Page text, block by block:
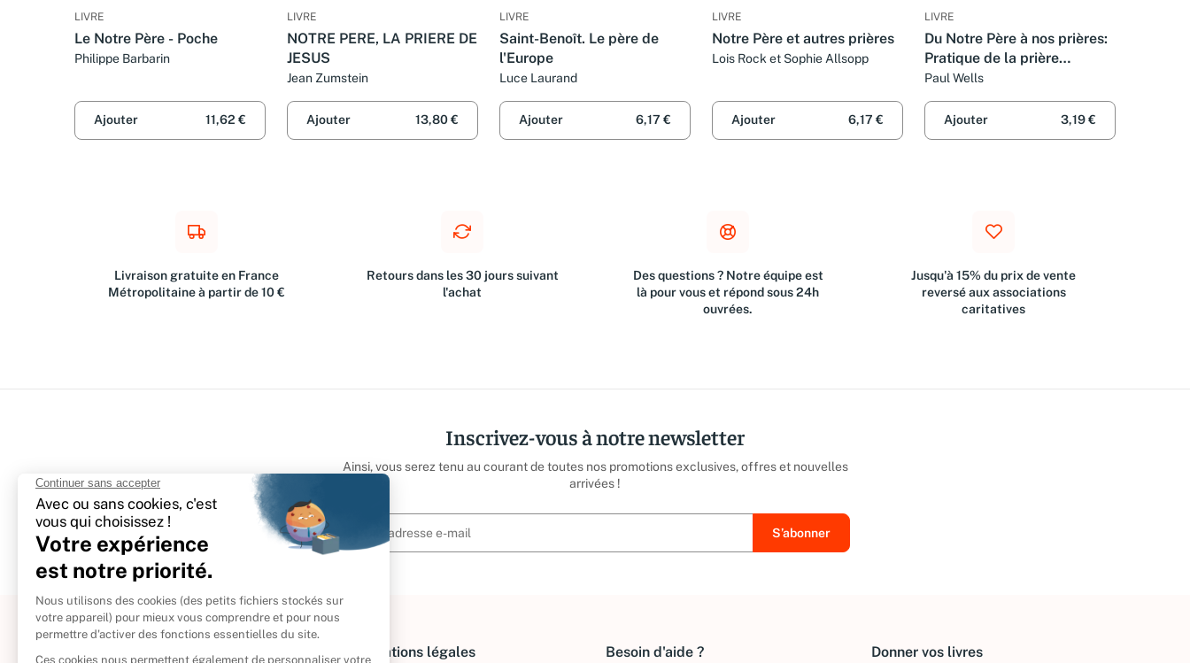
LIVRE
Le Notre Père - Poche
Philippe Barbarin
Ajouter 11,62 €
LIVRE
NOTRE PERE, LA PRIERE DE
JESUS
Jean Zumstein
Ajouter 13,80 €
LIVRE
Saint-Benoît. Le père de
l'Europe
Luce Laurand
Ajouter 6,17 €
LIVRE
Notre Père et autres prières
Lois Rock et Sophie Allsopp
Ajouter 6,17 €
LIVRE
Du Notre Père à nos prières:
Pratique de la prière
aujourd'hui
Paul Wells
Ajouter 3,19 €
Livraison gratuite en France
Métropolitaine à partir de 10 €
Retours dans les 30 jours suivant
l'achat
Des questions ? Notre équipe est
là pour vous et répond sous 24h
ouvrées.
Jusqu'à 15% du prix de vente
reversé aux associations
caritatives
Inscrivez-vous à notre newsletter
Ainsi, vous serez tenu au courant de toutes nos promotions exclusives, offres et nouvelles
arrivées !
À propos Informations légales Besoin d'aide ? Donner vos livres